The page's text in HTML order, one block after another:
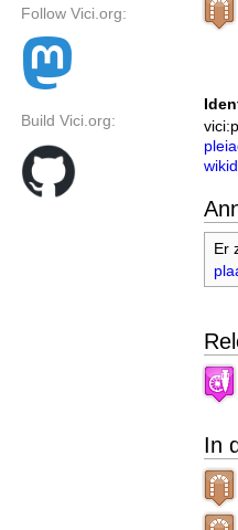
Follow Vici.org:
Build Vici.org:
Er
In